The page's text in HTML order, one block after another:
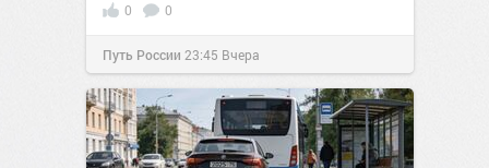
0 0
Путь России 23:45 Вчера